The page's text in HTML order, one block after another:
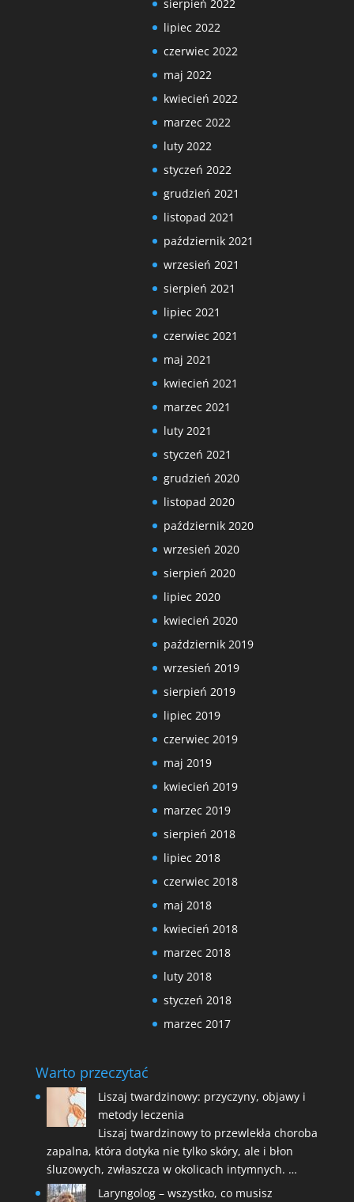
sierpień 2022
lipiec 2022
czerwiec 2022
maj 2022
kwiecień 2022
marzec 2022
luty 2022
styczeń 2022
grudzień 2021
listopad 2021
październik 2021
wrzesień 2021
sierpień 2021
lipiec 2021
czerwiec 2021
maj 2021
kwiecień 2021
marzec 2021
luty 2021
styczeń 2021
grudzień 2020
listopad 2020
październik 2020
wrzesień 2020
sierpień 2020
lipiec 2020
kwiecień 2020
październik 2019
wrzesień 2019
sierpień 2019
lipiec 2019
czerwiec 2019
maj 2019
kwiecień 2019
marzec 2019
sierpień 2018
lipiec 2018
czerwiec 2018
maj 2018
kwiecień 2018
marzec 2018
luty 2018
styczeń 2018
marzec 2017
Warto przeczytać
Liszaj twardzinowy: przyczyny, objawy i
metody leczenia
Liszaj twardzinowy to przewlekła choroba
zapalna, która dotyka nie tylko skóry, ale i błon
śluzowych, zwłaszcza w okolicach intymnych. …
Laryngolog – wszystko, co musisz